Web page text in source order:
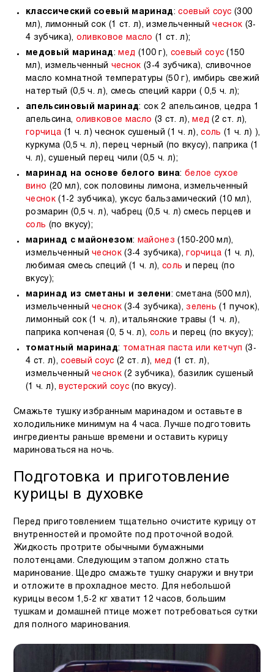
классический соевый маринад:соевый соус (300
мл), лимонный сок (1 ст. л), измельченныйчеснок (3-
4 зубчика), оливковое масло (1 ст. л);
медовый маринад: мед (100 г), соевый соус (150
мл), измельченный чеснок (3-4 зубчика), сливочное
масло комнатной температуры (50 г), имбирь свежий
натертый (0,5 ч. л), смесь специй карри ( 0,5 ч. л);
апельсиновый маринад: сок 2 апельсинов, цедра 1
апельсина, оливковое масло (3 ст. л), мед (2 ст. л),
горчица (1 ч. л) чеснок сушеный (1 ч. л),соль (1 ч. л) ),
куркума (0,5 ч. л), перец черный (по вкусу), паприка (1
ч. л), сушеный перец чили (0,5 ч. л);
маринад на основе белого вина: белое сухое
вино (20 мл), сок половины лимона, измельченный
чеснок(1-2 зубчика), уксус бальзамический (10 мл),
розмарин (0,5 ч. л), чабрец (0,5 ч. л) смесь перцев и
соль (по вкусу);
маринад с майонезом: майонез (150-200 мл),
измельченныйчеснок (3-4 зубчика), горчица (1 ч. л),
любимая смесь специй (1 ч. л), соль и перец (по
вкусу);
маринад из сметаны и зелени : сметана (500 мл),
измельченныйчеснок (3-4 зубчика),зелень (1 пучок),
лимонный сок (1 ч. л), итальянские травы (1 ч. л),
паприка копченая (0, 5 ч. л), соль и перец (по вкусу);
томатный маринад: томатная паста или кетчуп (3-
4 ст. л),соевый соус (2 ст. л), мед (1 ст. л),
измельченныйчеснок (2 зубчика), базилик сушеный
(1 ч. л), вустерский соус (по вкусу).
Смажьте тушку избранным маринадом и оставьте в
холодильнике минимум на 4 часа. Лучше подготовить
ингредиенты раньше времени и оставить курицу
мариноваться на ночь.
Подготовка и приготовление
курицы в духовке
Перед приготовлением тщательно очистите курицу от
внутренностей и промойте под проточной водой.
Жидкость протрите обычными бумажными
полотенцами. Следующим этапом должно стать
маринование. Щедро смажьте тушку снаружи и внутри
и отложите в прохладное место. Для небольшой
курицы весом 1,5-2 кг хватит 12 часов, большим
тушкам и домашней птице может потребоваться сутки
для полного маринования.